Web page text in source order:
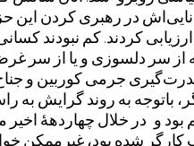
در رهبری کردن این
کردند. کم نبودند
سر دلسوزی و یا از سر
جرمی کوربین و
باتوجه به روند گرایش به
و در خلال چهاردههٔ
شده بود، غیرممکن